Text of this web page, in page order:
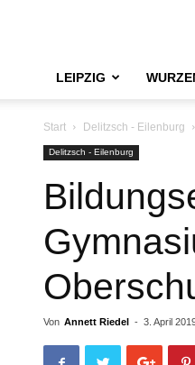
LEIPZIG
Start Delitzsch - Eilenburg
Delitzsch - Eilenburg
Von Annett Riedel - 3. April